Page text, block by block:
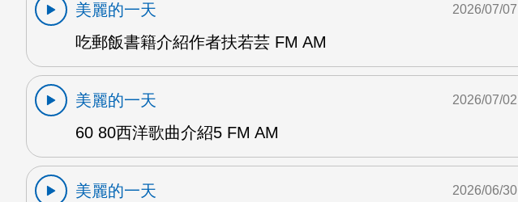
美麗的一天
吃郵飯書籍介紹作者扶若芸 FM AM
2026/07/07
美麗的一天
60 80西洋歌曲介紹5 FM AM
2026/07/02
美麗的一天
2026/06/30